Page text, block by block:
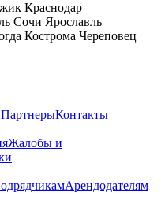
Краснодар
Сочи Ярославль
Кострома Череповец
ПартнерыКонтакты
Жалобы и
Арендодателям